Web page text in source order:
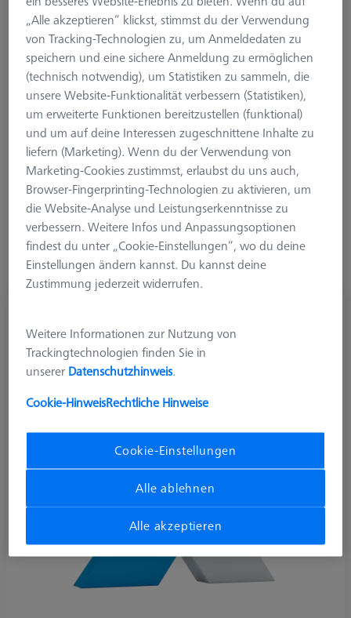
Messgerät. Ob optisch, taktil oder per Computertomograph –
das speziell für die Messtechnik entwickelte Zubehör sorgt für
zuverlässige Messergebnisse und beschleunigen viele
Arbeitsprozesse. ZEISS Maschinenzubehör ist speziell
entwickelt um bestehende Maschinen zu optimieren. Je nach
Anforderung können diese Zusatzprodukte die
Maschinenperformance deutlich verbessern. Schneller,
Genauer oder Vergleichbarer sind die häufigsten
Optimierungsthemen. ZEISS bietet für alle Punkte Lösungen,
die schnell und einfach an das entsprechende Gerät adaptiert
werden können. Messhilfsmittel dienen dazu die
Messaufgaben zu unterstützen oder zu erfüllen und
Prüfkörper durch regelmäßige Überprüfung die
Genauigkeitsanforderungen der Maschine auf Dauer zu
gewährleisten.
„Alle akzeptieren“ klickst, stimmst du der Verwendung
von Tracking-Technologien zu, um Anmeldedaten zu
speichern und eine sichere Anmeldung zu ermöglichen
(technisch notwendig), um Statistiken zu sammeln, die
unsere Website-Funktionalität verbessern (Statistiken),
um erweiterte Funktionen bereitzustellen (funktional)
und um auf deine Interessen zugeschnittene Inhalte zu
liefern (Marketing). Wenn du der Verwendung von
Marketing-Cookies zustimmst, erlaubst du uns auch,
Browser-Fingerprinting-Technologien zu aktivieren, um
die Website-Analyse und Leistungserkenntnisse zu
verbessern. Weitere Infos und Anpassungsoptionen
findest du unter „Cookie-Einstellungen“, wo du deine
Einstellungen ändern kannst. Du kannst deine
Zustimmung jederzeit widerrufen.
Weitere Informationen zur Nutzung von
Trackingtechnologien finden Sie in
unserer Datenschutzhinweis.
Cookie-HinweisRechtliche Hinweise
Cookie-Einstellungen
Alle ablehnen
Alle akzeptieren